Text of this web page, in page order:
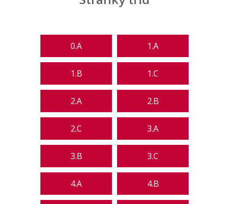
0.A 1.A
1.B 1.C
2.A 2.B
2.C 3.A
3.B 3.C
4.A 4.B